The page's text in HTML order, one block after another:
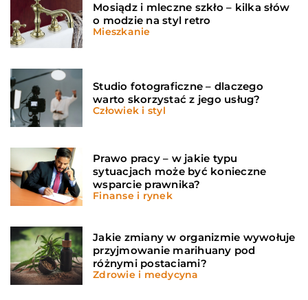
Mosiądz i mleczne szkło – kilka słów
o modzie na styl retro
Mieszkanie
Studio fotograficzne – dlaczego
warto skorzystać z jego usług?
Człowiek i styl
Prawo pracy – w jakie typu
sytuacjach może być konieczne
wsparcie prawnika?
Finanse i rynek
Jakie zmiany w organizmie wywołuje
przyjmowanie marihuany pod
różnymi postaciami?
Zdrowie i medycyna